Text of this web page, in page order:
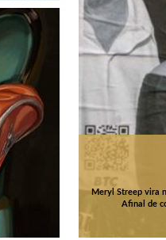
Meryl Streep vira
Afinal de